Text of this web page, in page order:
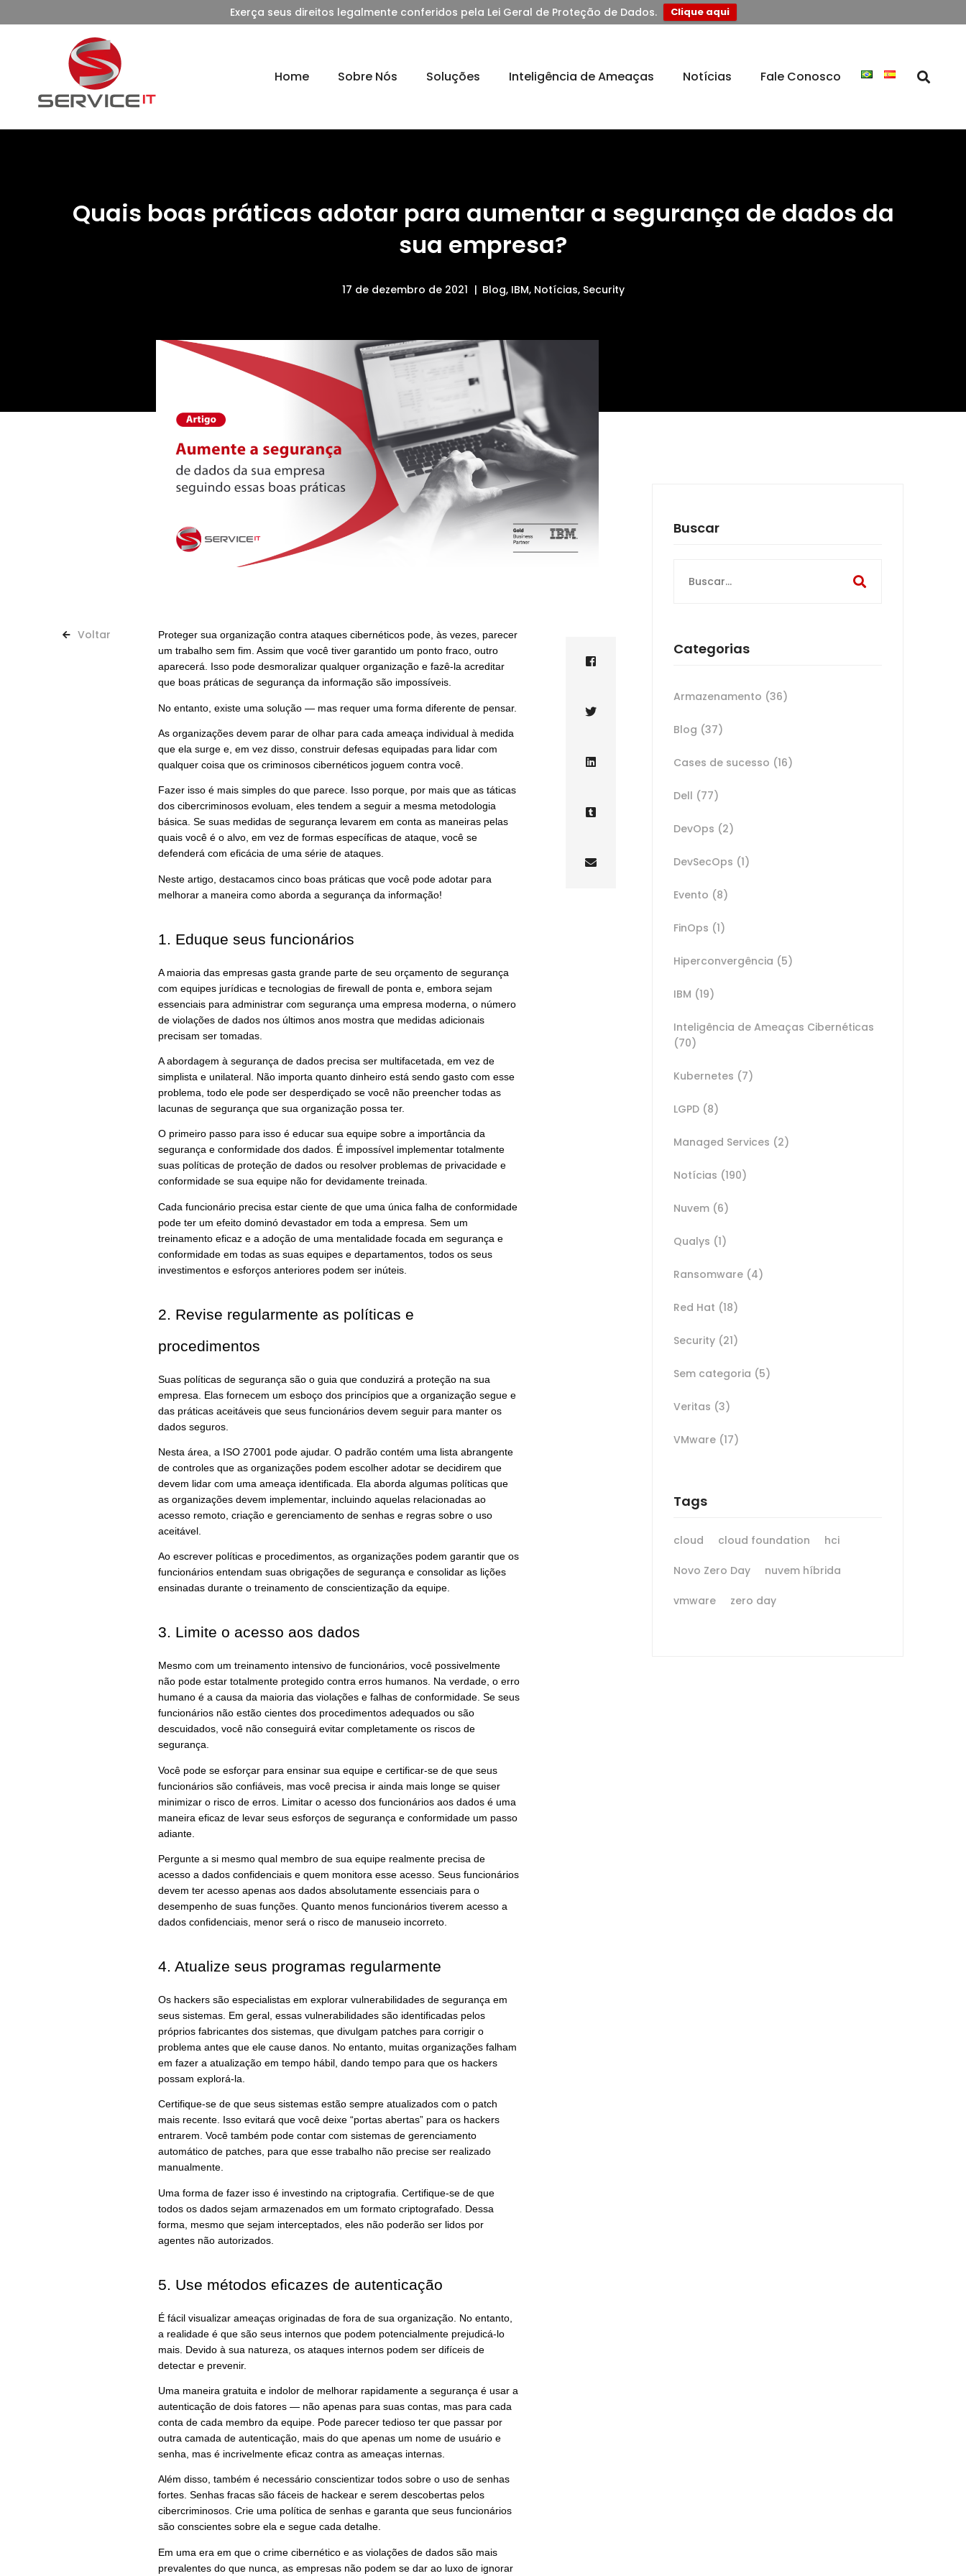
Exerça seus direitos legalmente conferidos pela Lei Geral de Proteção de Dados. Clique aqui
Home Sobre Nós Soluções Inteligência de Ameaças Notícias Fale Conosco
Quais boas práticas adotar para aumentar a segurança de dados da
sua empresa?
17 de dezembro de 2021 Blog, IBM, Notícias, Security
Voltar
Proteger sua organização contra ataques cibernéticos pode, às vezes, parecer
um trabalho sem fim. Assim que você tiver garantido um ponto fraco, outro
aparecerá. Isso pode desmoralizar qualquer organização e fazê-la acreditar
que boas práticas de segurança da informação são impossíveis.
No entanto, existe uma solução — mas requer uma forma diferente de pensar.
As organizações devem parar de olhar para cada ameaça individual à medida
que ela surge e, em vez disso, construir defesas equipadas para lidar com
qualquer coisa que os criminosos cibernéticos joguem contra você.
Fazer isso é mais simples do que parece. Isso porque, por mais que as táticas
dos cibercriminosos evoluam, eles tendem a seguir a mesma metodologia
básica. Se suas medidas de segurança levarem em conta as maneiras pelas
quais você é o alvo, em vez de formas específicas de ataque, você se
defenderá com eficácia de uma série de ataques.
Neste artigo, destacamos cinco boas práticas que você pode adotar para
melhorar a maneira como aborda a segurança da informação!
1. Eduque seus funcionários
A maioria das empresas gasta grande parte de seu orçamento de segurança
com equipes jurídicas e tecnologias de firewall de ponta e, embora sejam
essenciais para administrar com segurança uma empresa moderna, o número
de violações de dados nos últimos anos mostra que medidas adicionais
precisam ser tomadas.
A abordagem à segurança de dados precisa ser multifacetada, em vez de
simplista e unilateral. Não importa quanto dinheiro está sendo gasto com esse
problema, todo ele pode ser desperdiçado se você não preencher todas as
lacunas de segurança que sua organização possa ter.
O primeiro passo para isso é educar sua equipe sobre a importância da
segurança e conformidade dos dados. É impossível implementar totalmente
suas políticas de proteção de dados ou resolver problemas de privacidade e
conformidade se sua equipe não for devidamente treinada.
Cada funcionário precisa estar ciente de que uma única falha de conformidade
pode ter um efeito dominó devastador em toda a empresa. Sem um
treinamento eficaz e a adoção de uma mentalidade focada em segurança e
conformidade em todas as suas equipes e departamentos, todos os seus
investimentos e esforços anteriores podem ser inúteis.
2. Revise regularmente as políticas e
procedimentos
Suas políticas de segurança são o guia que conduzirá a proteção na sua
empresa. Elas fornecem um esboço dos princípios que a organização segue e
das práticas aceitáveis que seus funcionários devem seguir para manter os
dados seguros.
Nesta área, a ISO 27001 pode ajudar. O padrão contém uma lista abrangente
de controles que as organizações podem escolher adotar se decidirem que
devem lidar com uma ameaça identificada. Ela aborda algumas políticas que
as organizações devem implementar, incluindo aquelas relacionadas ao
acesso remoto, criação e gerenciamento de senhas e regras sobre o uso
aceitável.
Ao escrever políticas e procedimentos, as organizações podem garantir que os
funcionários entendam suas obrigações de segurança e consolidar as lições
ensinadas durante o treinamento de conscientização da equipe.
3. Limite o acesso aos dados
Mesmo com um treinamento intensivo de funcionários, você possivelmente
não pode estar totalmente protegido contra erros humanos. Na verdade, o erro
humano é a causa da maioria das violações e falhas de conformidade. Se seus
funcionários não estão cientes dos procedimentos adequados ou são
descuidados, você não conseguirá evitar completamente os riscos de
segurança.
Você pode se esforçar para ensinar sua equipe e certificar-se de que seus
funcionários são confiáveis, mas você precisa ir ainda mais longe se quiser
minimizar o risco de erros. Limitar o acesso dos funcionários aos dados é uma
maneira eficaz de levar seus esforços de segurança e conformidade um passo
adiante.
Pergunte a si mesmo qual membro de sua equipe realmente precisa de
acesso a dados confidenciais e quem monitora esse acesso. Seus funcionários
devem ter acesso apenas aos dados absolutamente essenciais para o
desempenho de suas funções. Quanto menos funcionários tiverem acesso a
dados confidenciais, menor será o risco de manuseio incorreto.
4. Atualize seus programas regularmente
Os hackers são especialistas em explorar vulnerabilidades de segurança em
seus sistemas. Em geral, essas vulnerabilidades são identificadas pelos
próprios fabricantes dos sistemas, que divulgam patches para corrigir o
problema antes que ele cause danos. No entanto, muitas organizações falham
em fazer a atualização em tempo hábil, dando tempo para que os hackers
possam explorá-la.
Certifique-se de que seus sistemas estão sempre atualizados com o patch
mais recente. Isso evitará que você deixe “portas abertas” para os hackers
entrarem. Você também pode contar com sistemas de gerenciamento
automático de patches, para que esse trabalho não precise ser realizado
manualmente.
Uma forma de fazer isso é investindo na criptografia. Certifique-se de que
todos os dados sejam armazenados em um formato criptografado. Dessa
forma, mesmo que sejam interceptados, eles não poderão ser lidos por
agentes não autorizados.
5. Use métodos eficazes de autenticação
É fácil visualizar ameaças originadas de fora de sua organização. No entanto,
a realidade é que são seus internos que podem potencialmente prejudicá-lo
mais. Devido à sua natureza, os ataques internos podem ser difíceis de
detectar e prevenir.
Uma maneira gratuita e indolor de melhorar rapidamente a segurança é usar a
autenticação de dois fatores — não apenas para suas contas, mas para cada
conta de cada membro da equipe. Pode parecer tedioso ter que passar por
outra camada de autenticação, mais do que apenas um nome de usuário e
senha, mas é incrivelmente eficaz contra as ameaças internas.
Além disso, também é necessário conscientizar todos sobre o uso de senhas
fortes. Senhas fracas são fáceis de hackear e serem descobertas pelos
cibercriminosos. Crie uma política de senhas e garanta que seus funcionários
são conscientes sobre ela e segue cada detalhe.
Em uma era em que o crime cibernético e as violações de dados são mais
prevalentes do que nunca, as empresas não podem se dar ao luxo de ignorar
Buscar
for:
Categorias
Armazenamento (36)
Blog (37)
Cases de sucesso (16)
Dell (77)
DevOps (2)
DevSecOps (1)
Evento (8)
FinOps (1)
Hiperconvergência (5)
IBM (19)
Inteligência de Ameaças Cibernéticas
(70)
Kubernetes (7)
LGPD (8)
Managed Services (2)
Notícias (190)
Nuvem (6)
Qualys (1)
Ransomware (4)
Red Hat (18)
Security (21)
Sem categoria (5)
Veritas (3)
VMware (17)
Tags
cloud cloud foundation hci
Novo Zero Day nuvem híbrida
vmware zero day